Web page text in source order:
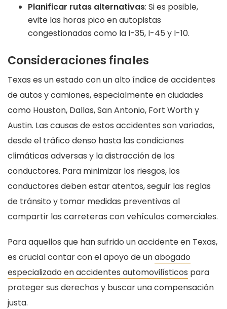
Planificar rutas alternativas: Si es posible,
evite las horas pico en autopistas
congestionadas como la I-35, I-45 y I-10.
Consideraciones finales
Texas es un estado con un alto índice de accidentes
de autos y camiones, especialmente en ciudades
como Houston, Dallas, San Antonio, Fort Worth y
Austin. Las causas de estos accidentes son variadas,
desde el tráfico denso hasta las condiciones
climáticas adversas y la distracción de los
conductores. Para minimizar los riesgos, los
conductores deben estar atentos, seguir las reglas
de tránsito y tomar medidas preventivas al
compartir las carreteras con vehículos comerciales.
Para aquellos que han sufrido un accidente en Texas,
es crucial contar con el apoyo de unabogado
especializado en accidentes automovilísticos para
proteger sus derechos y buscar una compensación
justa.